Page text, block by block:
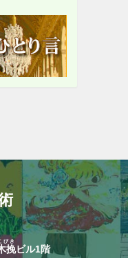
挽
びき
ビル1階